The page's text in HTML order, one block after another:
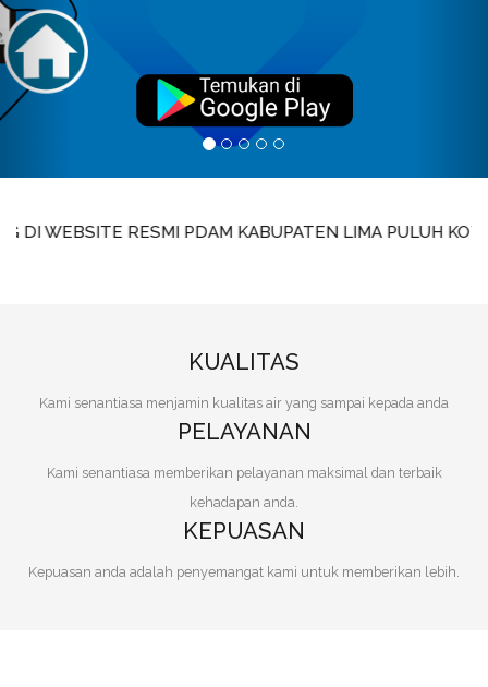
WEBSITE RESMI PDAM KABUPATEN LIMA PULUH
KUALITAS
Kami senantiasa menjamin kualitas air yang sampai kepada anda
PELAYANAN
Kami senantiasa memberikan pelayanan maksimal dan terbaik
kehadapan anda.
KEPUASAN
Kepuasan anda adalah penyemangat kami untuk memberikan lebih.